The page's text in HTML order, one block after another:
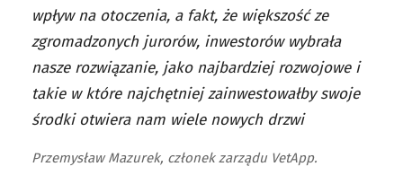
wpływ na otoczenia, a fakt, że większość ze
zgromadzonych jurorów, inwestorów wybrała
nasze rozwiązanie, jako najbardziej rozwojowe i
takie w które najchętniej zainwestowałby swoje
środki otwiera nam wiele nowych drzwi
Przemysław Mazurek, członek zarządu VetApp.